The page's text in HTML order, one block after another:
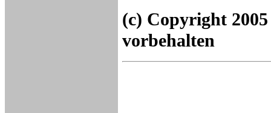
(c) Copyright
vorbehalten